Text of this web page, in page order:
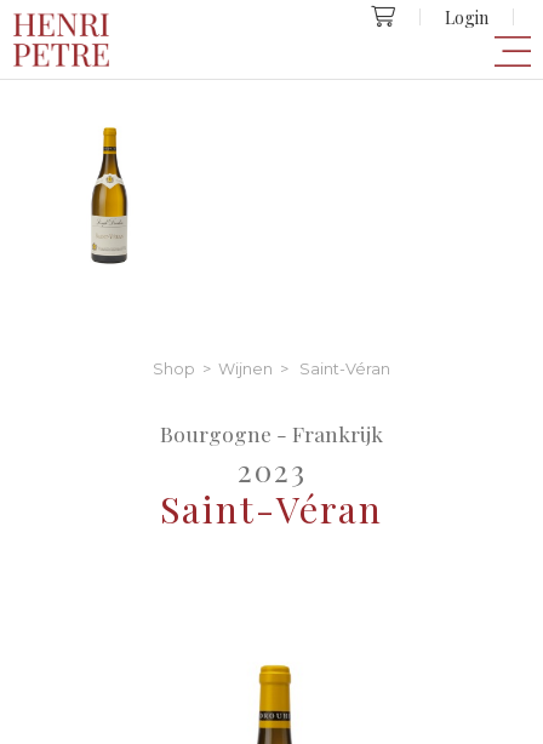
Login
Shop > Wijnen > Saint-Véran
Bourgogne - Frankrijk
2023
Saint-Véran